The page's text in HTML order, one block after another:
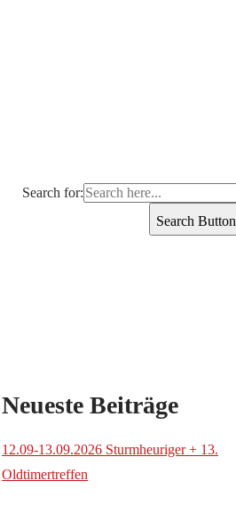
Search for:
Search Button
Neueste Beiträge
12.09-13.09.2026 Sturmheuriger + 13.
Oldtimertreffen